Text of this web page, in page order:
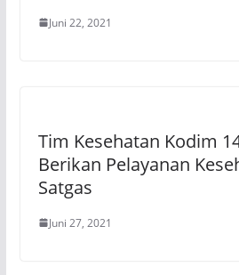
Juni 22, 2021
Tim Kesehatan Kodim
Berikan Pelayanan
Satgas
Juni 27, 2021